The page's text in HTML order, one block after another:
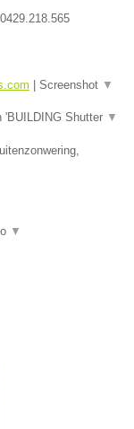
Screenshot ▼
'BUILDING Shutter ▼
▼